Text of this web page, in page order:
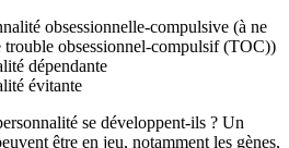
obsessionnelle-compulsive (à ne
trouble obsessionnel-compulsif (TOC))
dépendante
évitante
se développent-ils ? Un
être en jeu, notamment les gènes,